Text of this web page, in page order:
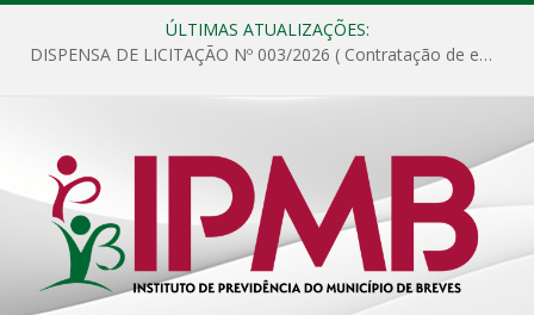
ÚLTIMAS ATUALIZAÇÕES:
DISPENSA DE LICITAÇÃO Nº 003/2026 ( Contratação de empresa para fornecimento de gêneros alimentícios não perecíveis, materiais de expediente, descartáveis, copa e cozinha, para análise e posterior publicação.)